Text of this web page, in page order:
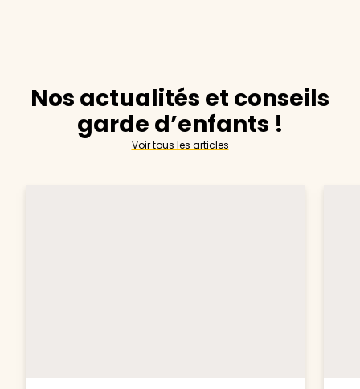
Nos actualités et conseils
garde d’enfants !
Voir tous les articles